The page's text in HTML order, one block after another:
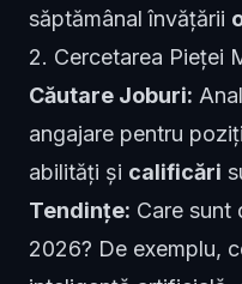
săptămânal învățării
2. Cercetarea Pieței
Căutare Joburi:
angajare pentru
abilități și calificări
Tendințe: Care sunt
2026? De exemplu,